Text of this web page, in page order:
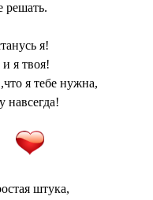
решать.
я!
я твоя!
я тебе нужна,
навсегда!
штука,